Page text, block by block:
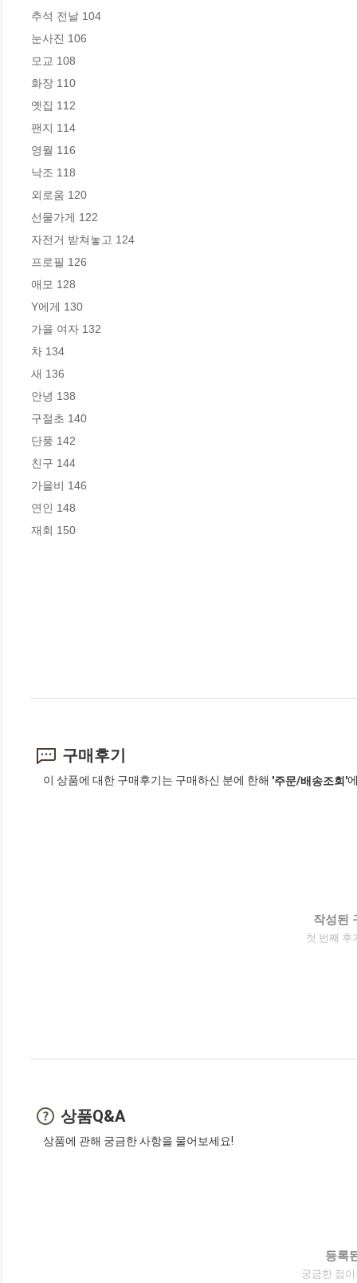
추석 전날 104
눈사진 106
모교 108
화장 110
옛집 112
팬지 114
영월 116
낙조 118
외로움 120
선물가게 122
자전거 받쳐놓고 124
프로필 126
애모 128
Y에게 130
가을 여자 132
차 134
새 136
안녕 138
구절초 140
단풍 142
친구 144
가을비 146
연인 148
재회 150
구매후기
이 상품에 대한 구매후기는 구매하신 분에 한해 '주문/배송조회'
작성된
첫 번째 후
상품Q&A
상품에 관해 궁금한 사항을 물어보세요!
등록
궁금한 점